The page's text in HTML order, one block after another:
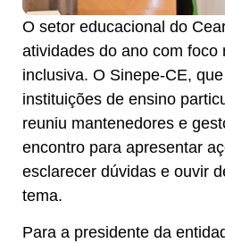
O setor educacional do
atividades do ano com foco
inclusiva. O Sinepe-CE,
instituições de ensino
reuniu mantenedores e
encontro para apresentar
esclarecer dúvidas e ouvir
tema.
Para a presidente da